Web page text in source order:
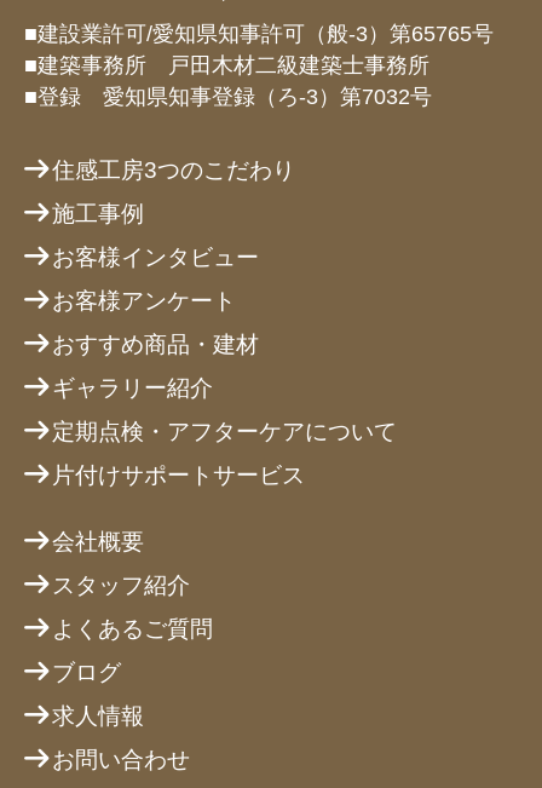
■建設業許可/愛知県知事許可（般-3）第65765号
■建築事務所 戸田木材二級建築士事務所
■登録 愛知県知事登録（ろ-3）第7032号
住感工房3つのこだわり
施工事例
お客様インタビュー
お客様アンケート
おすすめ商品・建材
ギャラリー紹介
定期点検・アフターケアについて
片付けサポートサービス
会社概要
スタッフ紹介
よくあるご質問
ブログ
求人情報
お問い合わせ